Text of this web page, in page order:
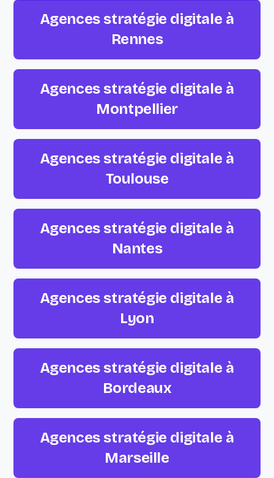
Agences stratégie digitale à
Rennes
Agences stratégie digitale à
Montpellier
Agences stratégie digitale à
Toulouse
Agences stratégie digitale à
Nantes
Agences stratégie digitale à
Lyon
Agences stratégie digitale à
Bordeaux
Agences stratégie digitale à
Marseille